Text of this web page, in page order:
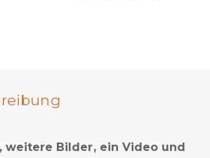
weitere Bilder, ein Video und